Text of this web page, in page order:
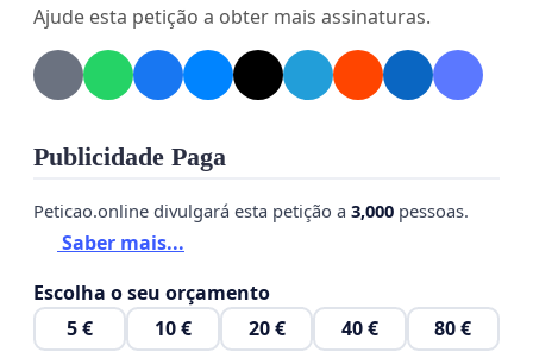
À CVM (Comissão de Valores Mobiliários)
Ao TCU (Tribunal de Contas da União): Pode ser
indicados pela Petrobras (empresa pública) na má
Ao Ministério Público Federal
A Petrobras tem sido um pilar central na economia
Ajude esta petição a obter mais assinaturas.
Publicidade Paga
Peticao.online divulgará esta petição a 3,000 pessoas.
Saber mais...
Escolha o seu orçamento
5 €
10 € 20 € 40 € 80 €